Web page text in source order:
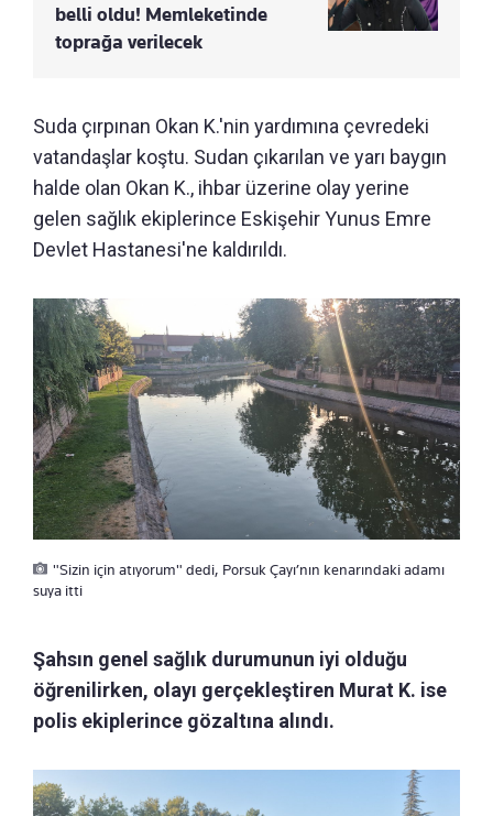
belli oldu! Memleketinde
toprağa verilecek
Suda çırpınan Okan K.'nin yardımına çevredeki
vatandaşlar koştu. Sudan çıkarılan ve yarı baygın
halde olan Okan K., ihbar üzerine olay yerine
gelen sağlık ekiplerince Eskişehir Yunus Emre
Devlet Hastanesi'ne kaldırıldı.
"Sizin için atıyorum" dedi, Porsuk Çayı’nın kenarındaki adamı
suya itti
Şahsın genel sağlık durumunun iyi olduğu
öğrenilirken, olayı gerçekleştiren Murat K. ise
polis ekiplerince gözaltına alındı.